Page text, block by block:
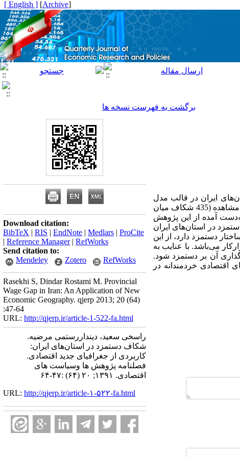
[
Archive
]
[ English ]
برگشت به فهرست نسخه ها
صنایع بیش از 10 نفر کارکن میان استان‌های ایران در قالب مدل
جغرافیای جدید اقتصادی می‌باشد. برای این منظور، با استفاده از روش داده‌های تابلویی و با بکارگیری 2175 مشاهده (435 شکاف میان
نتایج به‌دست آمده از این پژوهش
در استان‌های ایران
دستمزد دارد، از این
می‌باشد. با عنایب به
آن بر دستمزد شود.
اقتصادی خردمندانه در
Download citation:
BibTeX | RIS | EndNote | Medlars | ProCite
| Reference Manager| RefWorks
Send citation to:
Mendeley
Zotero RefWorks
Rasekhi S, Dindar Rostami M. Provincial
Wage Gap in Iran: An Application of New
Economic Geography. qjerp 2013; 20 (64)
:47-64
URL: http://qjerp.ir/article-1-522-fa.html
راسخی سعید، دینداررستمی مرضیه.
شکاف دستمزد در استان‌‎های ایران:
کاربردی از جغرافیای جدید اقتصادی.
فصلنامه پژوهش ها وسیاست های
اقتصادی. ۱۳۹۱; ۲۰ (۶۴) :۴۷-۶۴
URL: http://qjerp.ir/article-۱-۵۲۲-fa.html